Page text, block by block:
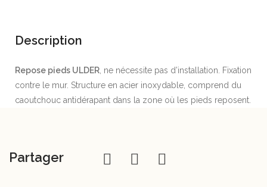
Description
Repose pieds ULDER , ne nécessite pas d’installation. Fixation
contre le mur. Structure en acier inoxydable, comprend du
caoutchouc antidérapant dans la zone où les pieds reposent.
Partager